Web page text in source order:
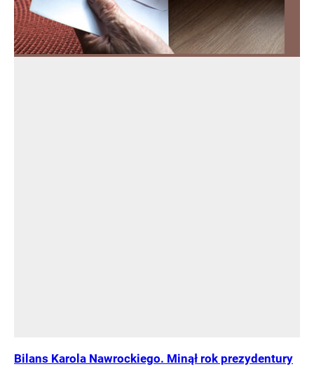
Bilans Karola Nawrockiego. Minął rok prezydentury